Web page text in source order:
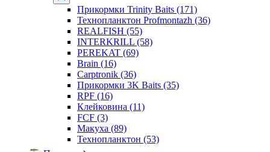
Прикормки Trinity Baits (171)
Технопланктон Profmontazh (36)
REALFISH (55)
INTERKRILL (58)
PEREKAT (69)
Brain (16)
Carptronik (36)
Прикормки 3K Baits (35)
RPF (16)
Клейковина (11)
FCF (3)
Макуха (89)
Технопланктон (53)